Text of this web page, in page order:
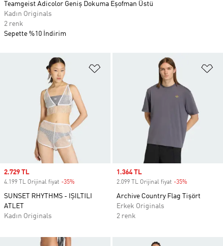
Favori Listesine Ekle
Sale price
2.729 TL
4.199 TL Orijinal fiyat -35%
SUNSET RHYTHMS - IŞILTILI
ATLET
Kadın Originals
Sale price
1.364 TL
2.099 TL Orijinal fiyat -35%
Archive Country Flag Tişört
Erkek Originals
2 renk
Teamgeist Adicolor Geniş Dokuma Eşofman Üstü
Kadın Originals
2 renk
Sepette %10 İndirim